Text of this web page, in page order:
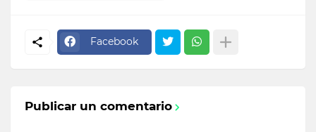
Facebook
Publicar un comentario